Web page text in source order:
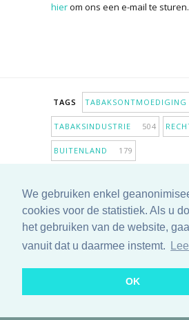
We gebruiken enkel
cookies voor de statistiek. Als u
het gebruiken van de website,
vanuit dat u daarmee instemt.
OK
hierom ons een e-mail te sturen.
TAGS
TABAKSINDUSTRIE 504
BUITENLAND 179
ANTIROOKBELEID307
MEER TAGS TONEN
Copyright © 2025 TabakNee -